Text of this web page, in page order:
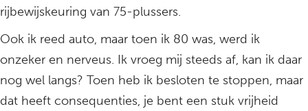
rijbewijskeuring van 75-plussers.
Ook ik reed auto, maar toen ik 80 was, werd ik
onzeker en nerveus. Ik vroeg mij steeds af, kan ik daar
nog wel langs? Toen heb ik besloten te stoppen, maar
dat heeft consequenties, je bent een stuk vrijheid